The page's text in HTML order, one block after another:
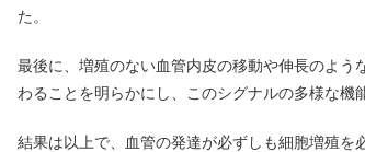
た。
最後に、増殖のない血管内皮の移動や伸長のよ
わることを明らかにし、このシグナルの多様な機
結果は以上で、血管の発達が必ずしも細胞増殖